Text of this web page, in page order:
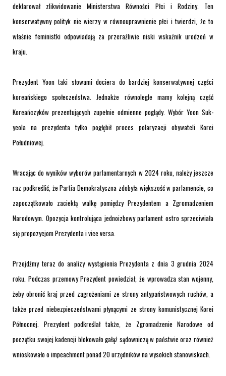
deklarował zlikwidowanie Ministerstwa Równości Płci i Rodziny. Ten
konserwatywny polityk nie wierzy w równouprawnienie płci i twierdzi, że to
właśnie feministki odpowiadają za przeraźliwie niski wskaźnik urodzeń w
kraju.
Prezydent Yoon taki słowami dociera do bardziej konserwatywnej części
koreańskiego społeczeństwa. Jednakże równolegle mamy kolejną część
Koreańczyków prezentujących zupełnie odmienne poglądy. Wybór Yoon Suk-
yeola na prezydenta tylko pogłębił proces polaryzacji obywateli Korei
Południowej.
Wracając do wyników wyborów parlamentarnych w 2024 roku, należy jeszcze
raz podkreślić, że Partia Demokratyczna zdobyła większość w parlamencie, co
zapoczątkowało zaciekłą walkę pomiędzy Prezydentem a Zgromadzeniem
Narodowym. Opozycja kontrolująca jednoizbowy parlament ostro sprzeciwiała
się propozycjom Prezydenta i vice versa.
Przejdźmy teraz do analizy wystąpienia Prezydenta z dnia 3 grudnia 2024
roku. Podczas przemowy Prezydent powiedział, że wprowadza stan wojenny,
żeby obronić kraj przed zagrożeniami ze strony antypaństwowych ruchów, a
także przed niebezpieczeństwami płynącymi ze strony komunistycznej Korei
Północnej. Prezydent podkreślał także, że Zgromadzenie Narodowe od
początku swojej kadencji blokowało gałąź sądowniczą w państwie oraz również
wnioskowało o impeachment ponad 20 urzędników na wysokich stanowiskach.